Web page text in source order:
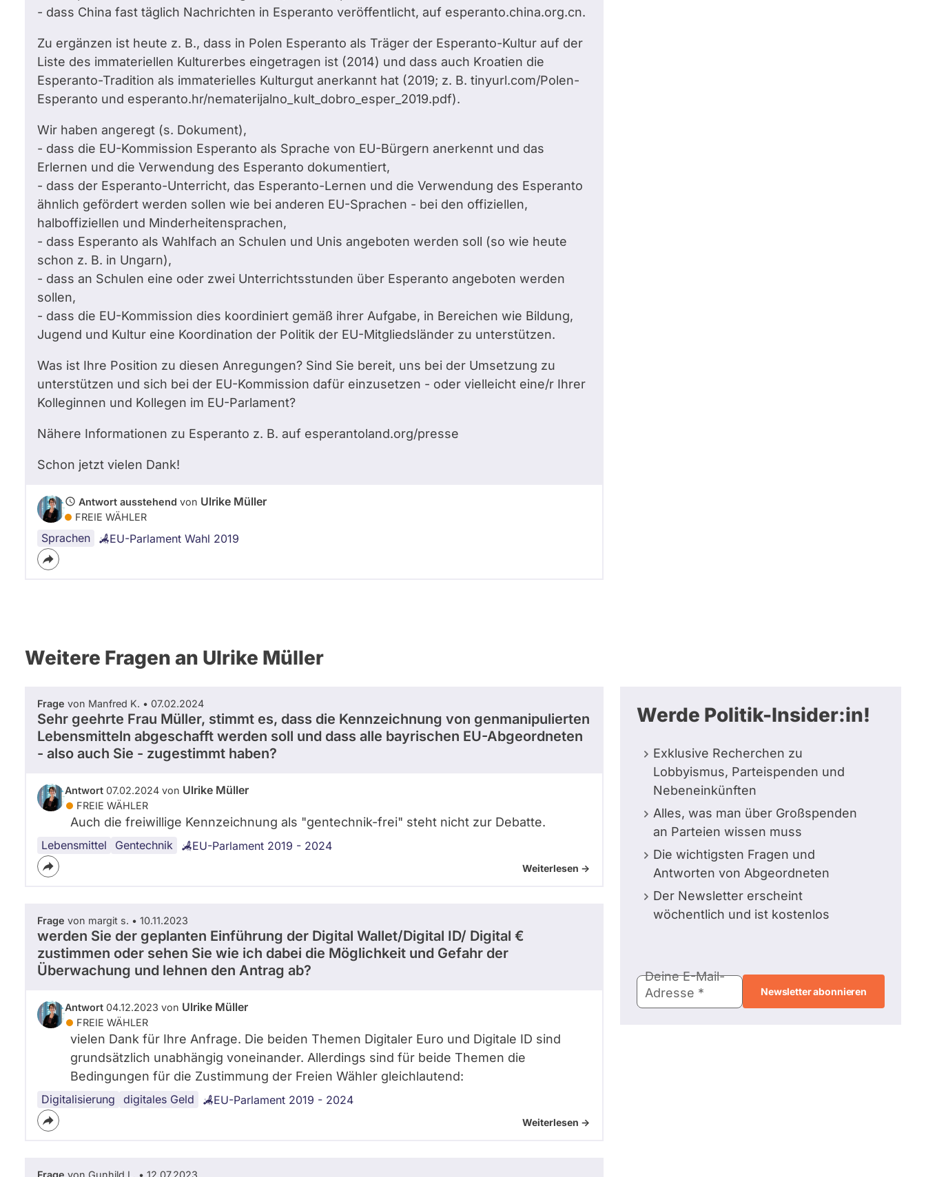
- dass China fast täglich Nachrichten in Esperanto veröffentlicht, auf esperanto.china.org.cn.
Zu ergänzen ist heute z. B., dass in Polen Esperanto als Träger der Esperanto-Kultur auf der
Liste des immateriellen Kulturerbes eingetragen ist (2014) und dass auch Kroatien die
Esperanto-Tradition als immaterielles Kulturgut anerkannt hat (2019; z. B. tinyurl.com/Polen-
Esperanto und esperanto.hr/nematerijalno_kult_dobro_esper_2019.pdf).
Wir haben angeregt (s. Dokument),
- dass die EU-Kommission Esperanto als Sprache von EU-Bürgern anerkennt und das
Erlernen und die Verwendung des Esperanto dokumentiert,
- dass der Esperanto-Unterricht, das Esperanto-Lernen und die Verwendung des Esperanto
ähnlich gefördert werden sollen wie bei anderen EU-Sprachen - bei den offiziellen,
halboffiziellen und Minderheitensprachen,
- dass Esperanto als Wahlfach an Schulen und Unis angeboten werden soll (so wie heute
schon z. B. in Ungarn),
- dass an Schulen eine oder zwei Unterrichtsstunden über Esperanto angeboten werden
sollen,
- dass die EU-Kommission dies koordiniert gemäß ihrer Aufgabe, in Bereichen wie Bildung,
Jugend und Kultur eine Koordination der Politik der EU-Mitgliedsländer zu unterstützen.
Was ist Ihre Position zu diesen Anregungen? Sind Sie bereit, uns bei der Umsetzung zu
unterstützen und sich bei der EU-Kommission dafür einzusetzen - oder vielleicht eine/r Ihrer
Kolleginnen und Kollegen im EU-Parlament?
Nähere Informationen zu Esperanto z. B. auf esperantoland.org/presse
Schon jetzt vielen Dank!
Antwort ausstehend von Ulrike Müller
FREIE WÄHLER
Sprachen EU-Parlament Wahl 2019
Weitere Fragen an Ulrike Müller
Frage von Manfred K. • 07.02.2024
Sehr geehrte Frau Müller, stimmt es, dass die Kennzeichnung von genmanipulierten
Lebensmitteln abgeschafft werden soll und dass alle bayrischen EU-Abgeordneten
- also auch Sie - zugestimmt haben?
Antwort 07.02.2024 von Ulrike Müller
FREIE WÄHLER
Auch die freiwillige Kennzeichnung als "gentechnik-frei" steht nicht zur Debatte.
Lebensmittel Gentechnik EU-Parlament 2019 - 2024
Weiterlesen ->
Frage von margit s. • 10.11.2023
werden Sie der geplanten Einführung der Digital Wallet/Digital ID/ Digital €
zustimmen oder sehen Sie wie ich dabei die Möglichkeit und Gefahr der
Überwachung und lehnen den Antrag ab?
Antwort 04.12.2023 von Ulrike Müller
FREIE WÄHLER
vielen Dank für Ihre Anfrage. Die beiden Themen Digitaler Euro und Digitale ID sind
grundsätzlich unabhängig voneinander. Allerdings sind für beide Themen die
Bedingungen für die Zustimmung der Freien Wähler gleichlautend:
Digitalisierung digitales Geld
Datenschutz EU-Parlament 2019 - 2024
Weiterlesen ->
Frage von Gunhild L. • 12.07.2023
Werde Politik-Insider:in!
Exklusive Recherchen zu
Lobbyismus, Parteispenden und
Nebeneinkünften
Alles, was man über Großspenden
an Parteien wissen muss
Die wichtigsten Fragen und
Antworten von Abgeordneten
Der Newsletter erscheint
wöchentlich und ist kostenlos
Mail-
Adresse
Deine E-Mail-
Adresse